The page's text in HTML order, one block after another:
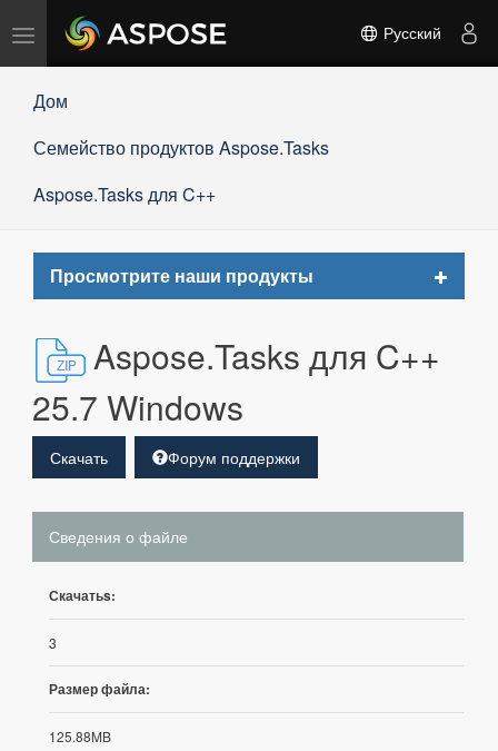
Переключить
навигацию
Русский
Дом
Семейство продуктов Aspose.Tasks
Aspose.Tasks для C++
Просмотрите наши продукты
Toggle
Aspose.Tasks для C++
25.7 Windows
Скачать Форум поддержки
Сведения о файле
Скачатьs:
3
Размер файла:
125.88MB